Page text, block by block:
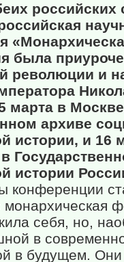
российских
была
революции и
марта в
архиве
истории, и 16
истории
конференции
монархическая
себя, но,
в
в будущем. Они